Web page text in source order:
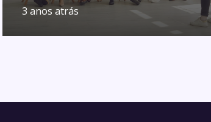
3 anos atrás